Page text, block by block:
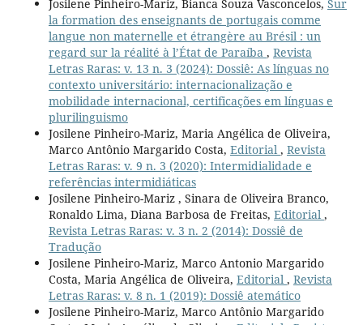
Josilene Pinheiro-Mariz, Bianca Souza Vasconcelos, Sur
la formation des enseignants de portugais comme
langue non maternelle et étrangère au Brésil : un
regard sur la réalité à l’État de Paraíba , Revista
Letras Raras: v. 13 n. 3 (2024): Dossiê: As línguas no
contexto universitário: internacionalização e
mobilidade internacional, certificações em línguas e
plurilinguismo
Josilene Pinheiro-Mariz, Maria Angélica de Oliveira,
Marco Antônio Margarido Costa, Editorial , Revista
Letras Raras: v. 9 n. 3 (2020): Intermidialidade e
referências intermidiáticas
Josilene Pinheiro-Mariz , Sinara de Oliveira Branco,
Ronaldo Lima, Diana Barbosa de Freitas, Editorial ,
Revista Letras Raras: v. 3 n. 2 (2014): Dossiê de
Tradução
Josilene Pinheiro-Mariz, Marco Antonio Margarido
Costa, Maria Angélica de Oliveira, Editorial , Revista
Letras Raras: v. 8 n. 1 (2019): Dossiê atemático
Josilene Pinheiro-Mariz, Marco Antônio Margarido